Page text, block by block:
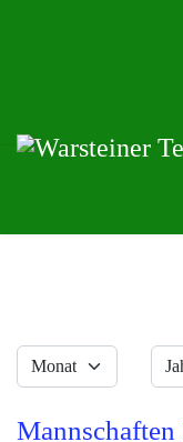
Filter
Monat Jahr
Mannschaften